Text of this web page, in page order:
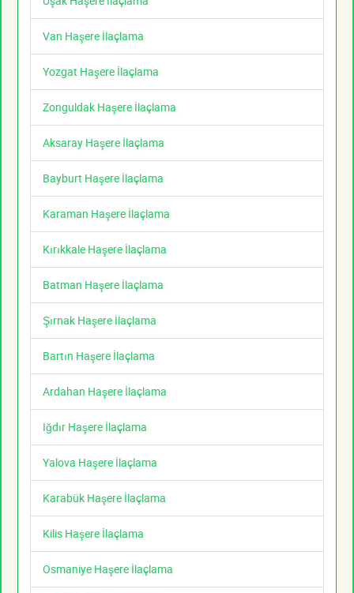
Van Haşere İlaçlama
Yozgat Haşere İlaçlama
Zonguldak Haşere İlaçlama
Aksaray Haşere İlaçlama
Bayburt Haşere İlaçlama
Karaman Haşere İlaçlama
Kırıkkale Haşere İlaçlama
Batman Haşere İlaçlama
Şırnak Haşere İlaçlama
Bartın Haşere İlaçlama
Ardahan Haşere İlaçlama
Iğdır Haşere İlaçlama
Yalova Haşere İlaçlama
Karabük Haşere İlaçlama
Kilis Haşere İlaçlama
Osmaniye Haşere İlaçlama